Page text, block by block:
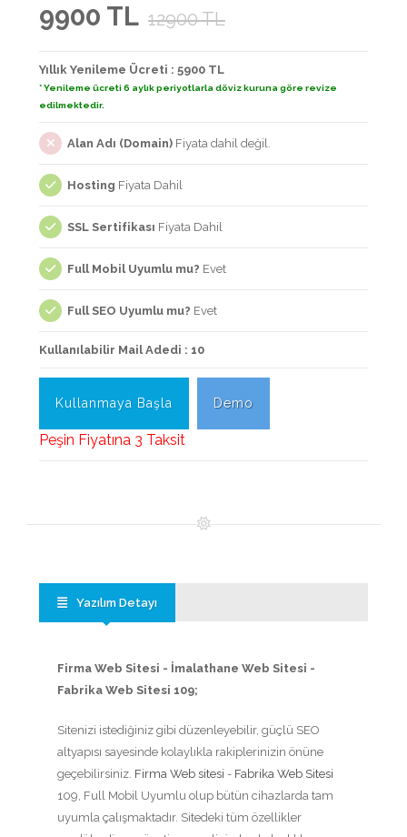
9900 TL 12900 TL
Yıllık Yenileme Ücreti : 5900 TL
* Yenileme ücreti 6 aylık periyotlarla döviz kuruna göre revize
edilmektedir.
Alan Adı (Domain) Fiyata dahil değil.
Hosting Fiyata Dahil
SSL Sertifikası Fiyata Dahil
Full Mobil Uyumlu mu? Evet
Full SEO Uyumlu mu? Evet
Kullanılabilir Mail Adedi : 10
Kullanmaya Başla Demo
Peşin Fiyatına 3 Taksit
Yazılım Detayı
Firma Web Sitesi - İmalathane Web Sitesi -
Fabrika Web Sitesi 109;
Sitenizi istediğiniz gibi düzenleyebilir, güçlü SEO
altyapısı sayesinde kolaylıkla rakiplerinizin önüne
geçebilirsiniz. Firma Web sitesi - Fabrika Web Sitesi
109, Full Mobil Uyumlu olup bütün cihazlarda tam
uyumla çalışmaktadır. Sitedeki tüm özellikler